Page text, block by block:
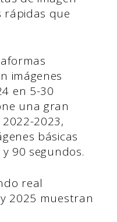
rápidas que
imágenes
en 5-30
una gran
2023,
básicas
90 segundos.
real
2025 muestran